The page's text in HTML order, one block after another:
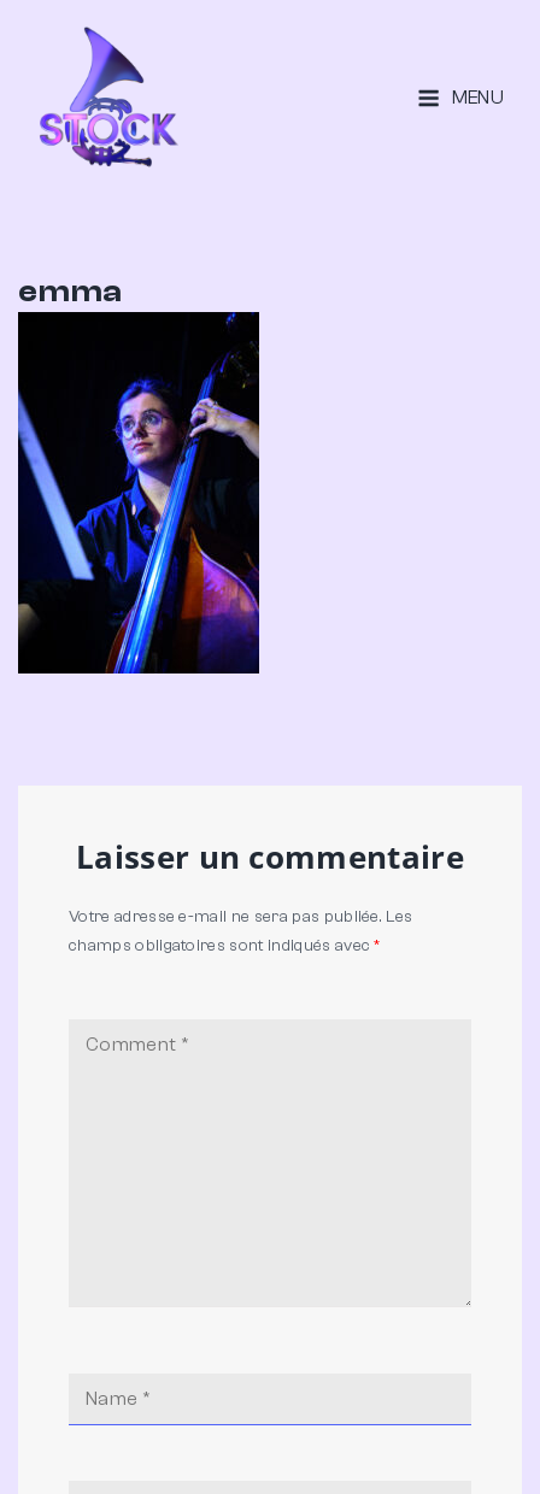
MENU
emma
Laisser un commentaire
Votre adresse e-mail ne sera pas publiée. Les
champs obligatoires sont indiqués avec*